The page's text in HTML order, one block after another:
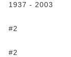
1937 - 2003
#2
#2